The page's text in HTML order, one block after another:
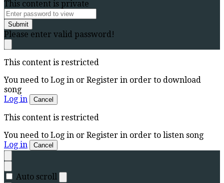
This content is private
Submit
Please enter valid password!
This content is restricted
You need to Log in or Register in order to download
song
Log in
Cancel
This content is restricted
You need to Log in or Register in order to listen song
Log in
Cancel
Auto scroll